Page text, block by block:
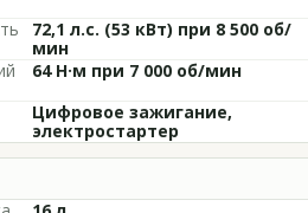
72,1 л.с. (53 кВт) при 8 500 об/
мин
64 Н·м при 7 000 об/мин
Цифровое зажигание,
электростартер